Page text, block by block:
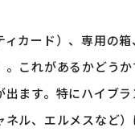
ィカード）、専用の箱
。これがあるかどうか
出ます。特にハイブラ
ネル、エルメスなど